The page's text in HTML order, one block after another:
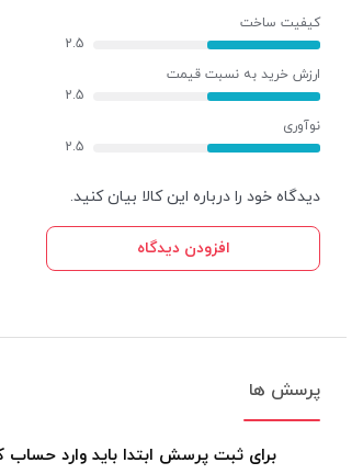
کیفیت ساخت
2.5
ارزش خرید به نسبت قیمت
2.5
نوآوری
2.5
دیدگاه خود را درباره این کالا بیان کنید.
افزودن دیدگاه
پرسش ها
برای ثبت پرسش ابتدا باید وارد حساب